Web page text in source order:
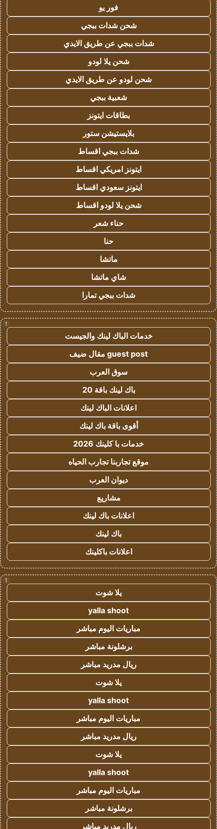
فور يو
شحن شدات ببجي
شدات ببجي عن طريق الايدي
شحن يلا لودو
شحن لودو عن طريق الايدي
شعبية ببجي
بطاقات ايتونز
بلايستيشن ستور
شدات ببجي اقساط
ايتونز امريكي اقساط
ايتونز سعودي اقساط
شحن يلا لودو اقساط
حناء شعر
حنا
ماتشا
شاي ماتشا
شدات ببجي تمارا
!
خدمات الباك لينك والجيست
guest post مقال ضيف
سوق العرب
باك لينك باقة 20
اعلانات الباك لينك
أقوى باقة باك لينك
خدمات با كلينك 2026
موقع تجاربنا تجارب الحياه
ديوان العرب
مشاريع
اعلانات باك لينك
باك لينك
اعلانات باكلينك
!
يلا شوت
yalla shoot
مباريات اليوم مباشر
برشلونة مباشر
ريال مدريد مباشر
يلا شوت
yalla shoot
مباريات اليوم مباشر
ريال مدريد مباشر
يلا شوت
yalla shoot
مباريات اليوم مباشر
برشلونة مباشر
ريال مدريد مباشر